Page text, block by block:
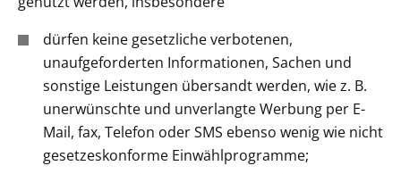
dürfen keine gesetzliche verbotenen,
unaufgeforderten Informationen, Sachen und
sonstige Leistungen übersandt werden, wie z. B.
unerwünschte und unverlangte Werbung per E-
Mail, fax, Telefon oder SMS ebenso wenig wie nicht
gesetzeskonforme Einwählprogramme;